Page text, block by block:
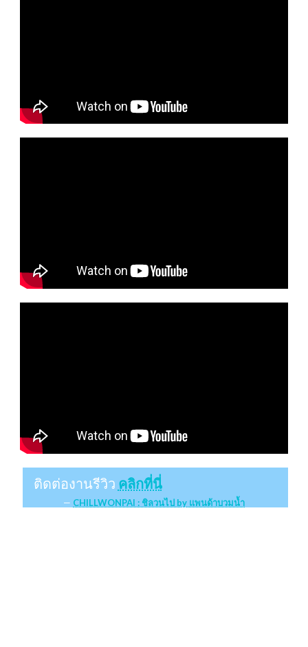
ติดต่องานรีวิว คลิกที่นี่
CHILLWONPAI : ชิลวนไป by แพนด้าบวมน้ำ